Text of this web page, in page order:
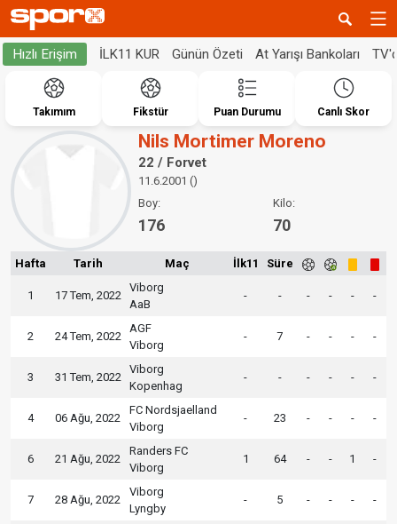
Hızlı Erişim İLK11 KUR Günün Özeti At Yarışı Bankoları
Takımım Fikstür Puan Durumu Canlı Skor
Nils Mortimer Moreno
22 / Forvet
11.6.2001 ()
Boy:
176
Kilo:
70
Hafta Tarih Maç İlk11 Süre
1 17 Tem, 2022
Viborg
AaB
- - - - - -
2 24 Tem, 2022
AGF
Viborg
- 7 - - - -
3 31 Tem, 2022
Viborg
Kopenhag
- - - - - -
4 06 Ağu, 2022
FC Nordsjaelland
Viborg
- 23 - - - -
6 21 Ağu, 2022
Randers FC
Viborg
1 64 - - 1 -
7 28 Ağu, 2022
Viborg
Lyngby
- 5 - - - -